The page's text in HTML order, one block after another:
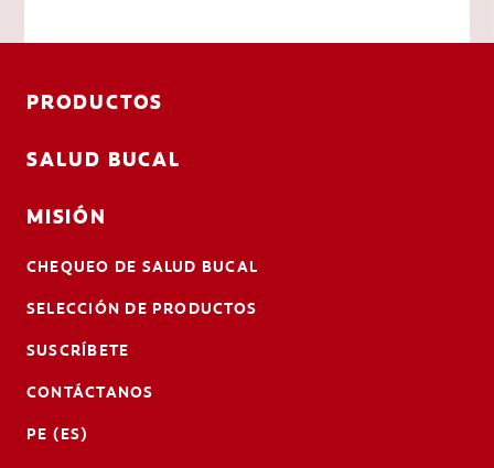
PRODUCTOS
SALUD BUCAL
MISIÓN
CHEQUEO DE SALUD BUCAL
SELECCIÓN DE PRODUCTOS
SUSCRÍBETE
CONTÁCTANOS
PE (ES)